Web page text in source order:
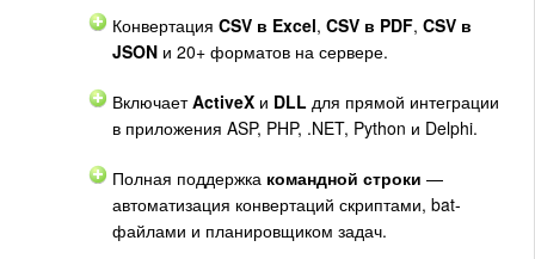
КонвертацияCSV в Excel,CSV в PDF,CSV в
JSON и 20+ форматов на сервере.
ВключаетActiveX и DLL для прямой интеграции
в приложения ASP, PHP, .NET, Python и Delphi.
Полная поддержка командной строки —
автоматизация конвертаций скриптами, bat-
файлами и планировщиком задач.